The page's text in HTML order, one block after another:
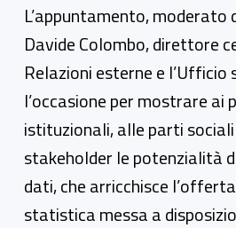
L’appuntamento,
Davide Colombo, direttore
Relazioni esterne e
l’occasione per mostrare
istituzionali, alle parti
stakeholder le potenzialità
dati, che arricchisce
statistica messa a